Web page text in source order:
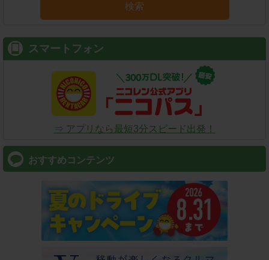
検索
スマートフォン
⇒ アプリなら最短3分スピード出発！
おすすめコンテンツ